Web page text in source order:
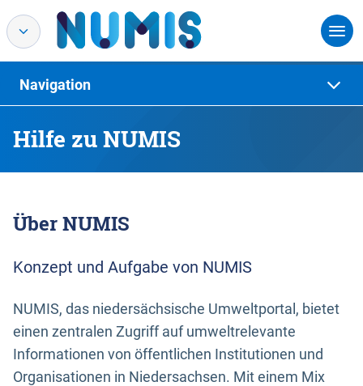
Hilfe zu NUMIS
Navigation
Über NUMIS
Konzept und Aufgabe von NUMIS
NUMIS, das niedersächsische Umweltportal, bietet
einen zentralen Zugriff auf umweltrelevante
Informationen von öffentlichen Institutionen und
Organisationen in Niedersachsen. Mit einem Mix